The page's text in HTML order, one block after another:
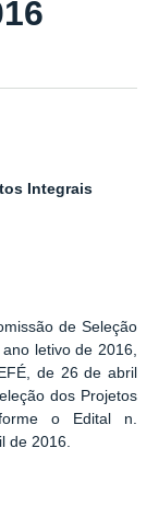
Integrais
de Seleção
letivo de 2016,
de 26 de abril
dos Projetos
o Edital n.
de 2016.